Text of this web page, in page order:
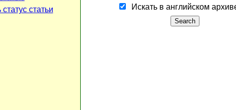
статьи
Искать в английском